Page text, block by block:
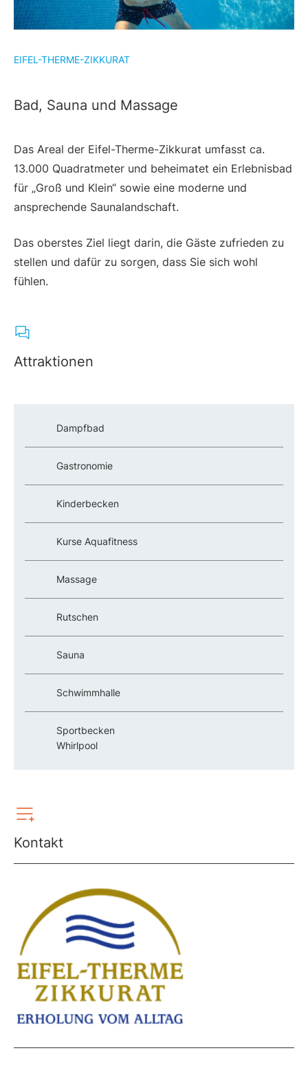
EIFEL-THERME-ZIKKURAT
Bad, Sauna und Massage
Das Areal der Eifel-Therme-Zikkurat umfasst ca.
13.000 Quadratmeter und beheimatet ein Erlebnisbad
für „Groß und Klein“ sowie eine moderne und
ansprechende Saunalandschaft.
Das oberstes Ziel liegt darin, die Gäste zufrieden zu
stellen und dafür zu sorgen, dass Sie sich wohl
fühlen.
Attraktionen
Dampfbad
Gastronomie
Kinderbecken
Kurse Aquafitness
Massage
Rutschen
Sauna
Schwimmhalle
Sportbecken
Whirlpool
Kontakt